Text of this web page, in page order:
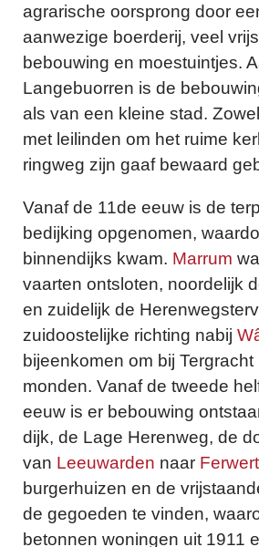
agrarische oorsprong door
aanwezige boerderij, veel
bebouwing en moestuintjes.
Langebuorren is de
als van een kleine stad.
met leilinden om het ruime
ringweg zijn gaaf bewaard
Vanaf de 11de eeuw is de
bedijking opgenomen,
binnendijks kwam. Marrum
vaarten ontsloten, noordelijk
en zuidelijk de
zuidoostelijke richting nabij
bijeenkomen om bij Tergracht
monden. Vanaf de tweede
eeuw is er bebouwing
dijk, de Lage Herenweg, de
van Leeuwarden naar Ferwert
burgerhuizen en de
de gegoeden te vinden,
betonnen woningen uit 1911